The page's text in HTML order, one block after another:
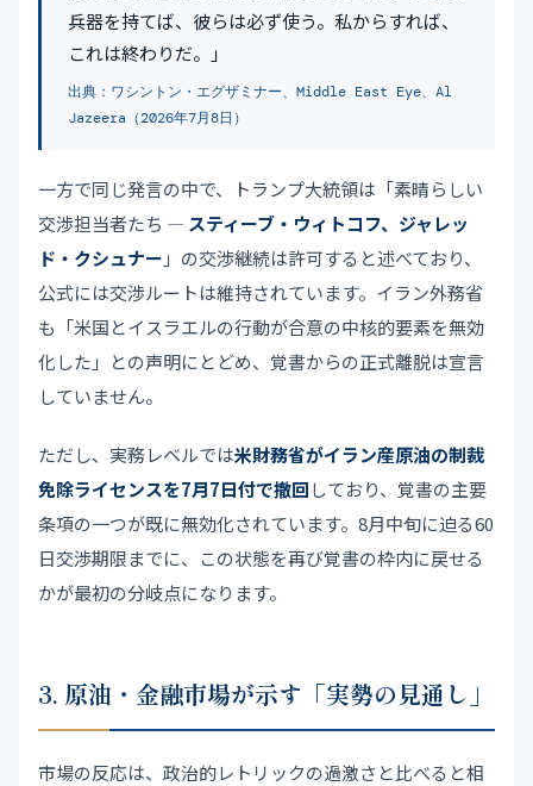
兵器を持てば、彼らは必ず使う。私からすれば、
これは終わりだ。」
出典：ワシントン・エグザミナー、Middle East Eye、Al
Jazeera（2026年7月8日）
一方で同じ発言の中で、トランプ大統領は「素晴らしい
交渉担当者たち — スティーブ・ウィトコフ、ジャレッ
ド・クシュナー 」の交渉継続は許可すると述べており、
公式には交渉ルートは維持されています。イラン外務省
も「米国とイスラエルの行動が合意の中核的要素を無効
化した」との声明にとどめ、覚書からの正式離脱は宣言
していません。
ただし、実務レベルでは米財務省がイラン産原油の制裁
免除ライセンスを7月7日付で撤回しており、覚書の主要
条項の一つが既に無効化されています。8月中旬に迫る60
日交渉期限までに、この状態を再び覚書の枠内に戻せる
かが最初の分岐点になります。
3. 原油・金融市場が示す「実勢の見通し」
市場の反応は、政治的レトリックの過激さと比べると相